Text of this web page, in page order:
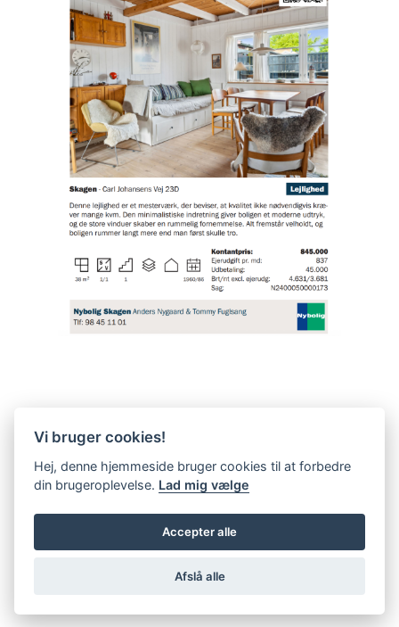
Vi bruger cookies!
Hej, denne hjemmeside bruger cookies til at forbedre
din brugeroplevelse. Lad mig vælge
Accepter alle
Afslå alle